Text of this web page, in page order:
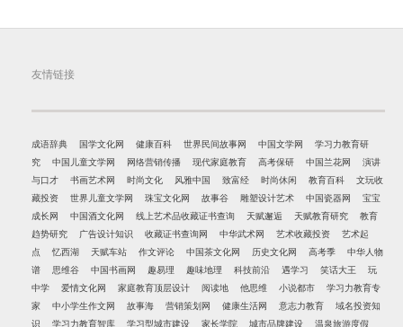
友情链接
成语辞典 国学文化网 健康百科 世界民间故事网 中国文学网
学习力教育研
究
中国儿童文学网 网络营销传播 现代家庭教育 高考保研 中国兰花网
演讲
与口才
书画艺术网 时尚文化 风雅中国 致富经 时尚休闲 教育百科
文玩收
藏投资
世界儿童文学网 珠宝文化网 故事谷 雕塑设计艺术 中国瓷器网
宝宝
成长网
中国酒文化网 线上艺术品收藏证书查询 天赋邂逅 天赋教育研究
教育
趋势研究
广告设计知识 收藏证书查询网 中华武术网 艺术收藏投资
艺术起
点
忆西湖 天赋车站 作文评论 中国茶文化网 历史文化网 高考季
中华人物
谱
思维谷 中国书画网 趣易理 趣味地理 科技前沿 遇学习 笑话大王
玩
中学
爱情文化网 家庭教育顶层设计 阅读地 他思维 小说都市
学习力教育专
家
中小学生作文网 故事海 营销策划网 健康生活网 意志力教育
域名投资知
识
学习力教育智库 学习型城市建设 家长学院 城市品牌建设 温泉旅游度假